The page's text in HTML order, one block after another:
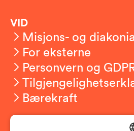
VID
Misjons- og
For eksterne
Personvern og
Bærekraft